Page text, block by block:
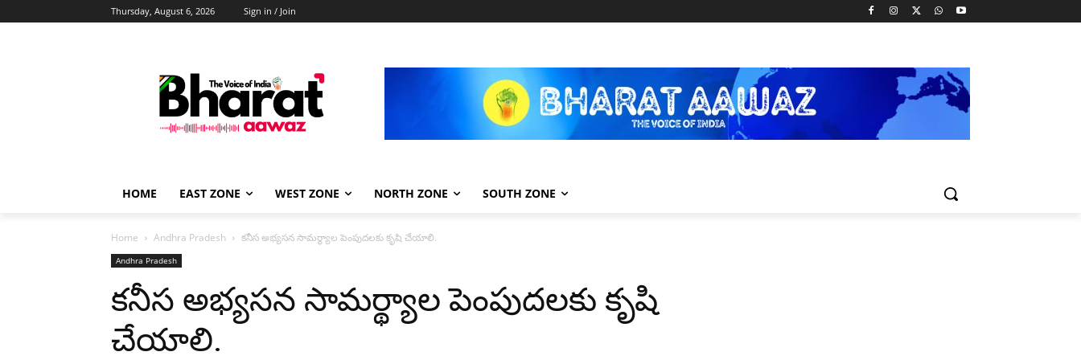
Thursday, August 6, 2026 Sign in / Join
HOME EAST ZONE WEST ZONE NORTH ZONE SOUTH ZONE
Home Andhra Pradesh కనీస అభ్యసన సామర్థ్యాల పెంపుదలకు కృషి చేయాలి.
Andhra Pradesh
కనీస అభ్యసన సామర్థ్యాల పెంపుదలకు కృషి
చేయాలి.